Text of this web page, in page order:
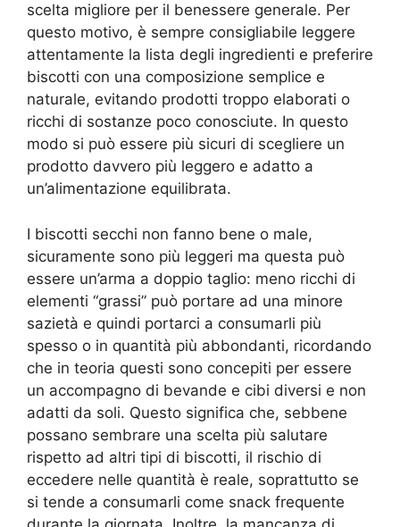
scelta migliore per il benessere generale. Per
questo motivo, è sempre consigliabile leggere
attentamente la lista degli ingredienti e preferire
biscotti con una composizione semplice e
naturale, evitando prodotti troppo elaborati o
ricchi di sostanze poco conosciute. In questo
modo si può essere più sicuri di scegliere un
prodotto davvero più leggero e adatto a
un’alimentazione equilibrata.
I biscotti secchi non fanno bene o male,
sicuramente sono più leggeri ma questa può
essere un’arma a doppio taglio: meno ricchi di
elementi “grassi” può portare ad una minore
sazietà e quindi portarci a consumarli più
spesso o in quantità più abbondanti, ricordando
che in teoria questi sono concepiti per essere
un accompagno di bevande e cibi diversi e non
adatti da soli. Questo significa che, sebbene
possano sembrare una scelta più salutare
rispetto ad altri tipi di biscotti, il rischio di
eccedere nelle quantità è reale, soprattutto se
si tende a consumarli come snack frequente